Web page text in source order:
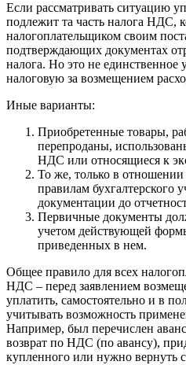
Если рассматривать ситуацию
подлежит та часть налога НДС,
налогоплательщиком своим
подтверждающих документах
налога. Но это не единственное
налоговую за возмещением
Иные варианты:
Приобретенные товары,
перепроданы,
НДС или относящиеся к
То же, только в
правилам бухгалтерского
документации до
Первичные документы
учетом действующей
приведенных в нем.
Общее правило для всех
НДС – перед заявлением
уплатить, самостоятельно и в
учитывать возможность
Например, был перечислен
возврат по НДС (по авансу),
купленного или нужно вернуть